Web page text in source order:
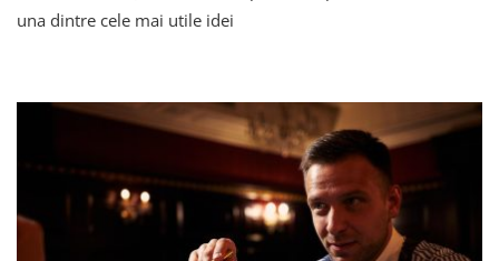
Plan
Cartezian
una dintre cele mai utile idei